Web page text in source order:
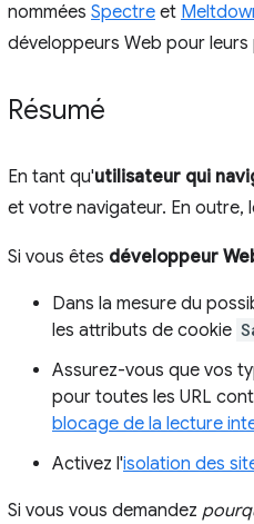
nommées Spectre et
développeurs Web pour leurs
Résumé
En tant qu'utilisateur qui
et votre navigateur. En outre,
Si vous êtes développeur
Dans la mesure du
les attributs de cookie
Assurez-vous que vos
pour toutes les URL
blocage de la lecture
Activez l'isolation des
Si vous vous demandez